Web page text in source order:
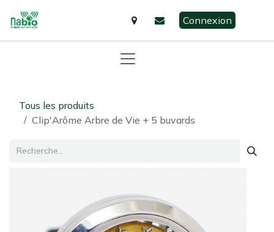
Connexion
Tous les produits
Clip'Arôme Arbre de Vie + 5 buvards